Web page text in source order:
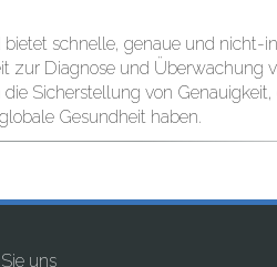
schnelle, genaue und nicht-
Diagnose und Überwachung
Sicherstellung von
Gesundheit haben.
uns